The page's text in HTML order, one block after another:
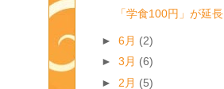
「学食100円」が延長
► 6月 (2)
► 3月 (6)
► 2月 (5)